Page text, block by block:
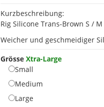
Kurzbeschreibung:
Rig Silicone Trans-Brown S / M
Weicher und geschmeidiger
Grösse Xtra-Large
Small
Medium
Large